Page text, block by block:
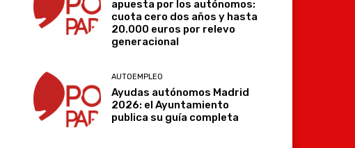
Imprimir
apuesta por los autónomos:
cuota cero dos años y hasta
20.000 euros por relevo
generacional
AUTOEMPLEO
Ayudas autónomos Madrid
2026: el Ayuntamiento
publica su guía completa